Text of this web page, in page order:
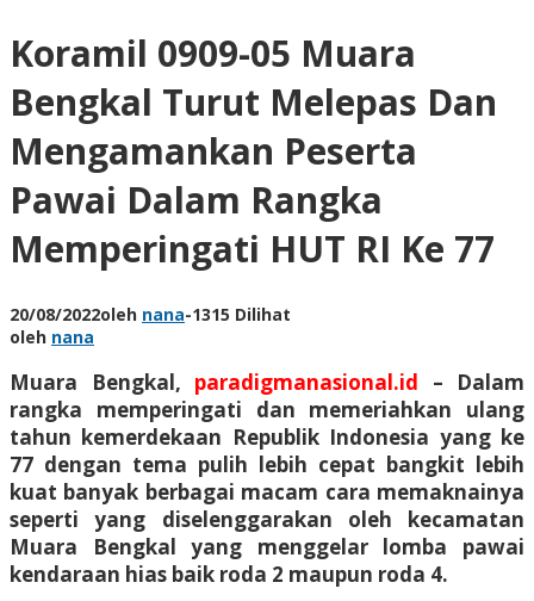
Koramil 0909-05 Muara
Bengkal Turut Melepas Dan
Mengamankan Peserta
Pawai Dalam Rangka
Memperingati HUT RI Ke 77
20/08/2022oleh nana-1315 Dilihat
oleh nana
Muara Bengkal, paradigmanasional.id – Dalam
rangka memperingati dan memeriahkan ulang
tahun kemerdekaan Republik Indonesia yang ke
77 dengan tema pulih lebih cepat bangkit lebih
kuat banyak berbagai macam cara memaknainya
seperti yang diselenggarakan oleh kecamatan
Muara Bengkal yang menggelar lomba pawai
kendaraan hias baik roda 2 maupun roda 4.